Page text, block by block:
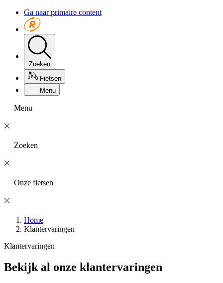
Ga naar primaire content
Zoeken
Fietsen
Menu
Menu
Zoeken
Onze fietsen
Home
Klantervaringen
Klantervaringen
Bekijk al onze klantervaringen